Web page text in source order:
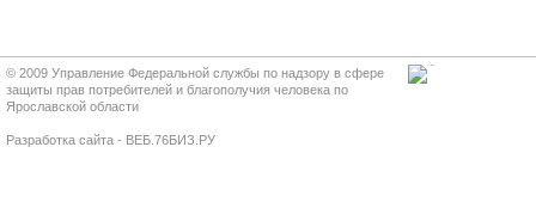
© 2009 Управление Федеральной службы по надзору в сфере
защиты прав потребителей и благополучия человека по
Ярославской области
Разработка сайта - ВЕБ.76БИЗ.РУ